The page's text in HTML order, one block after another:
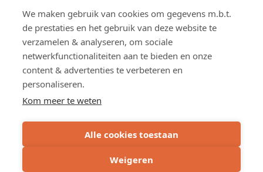
We maken gebruik van cookies om gegevens m.b.t.
de prestaties en het gebruik van deze website te
verzamelen & analyseren, om sociale
netwerkfunctionaliteiten aan te bieden en onze
content & advertenties te verbeteren en
personaliseren.
Kom meer te weten
Alle cookies toestaan
Weigeren
EN
Word lid
Voka 2026
Privacyverklaring